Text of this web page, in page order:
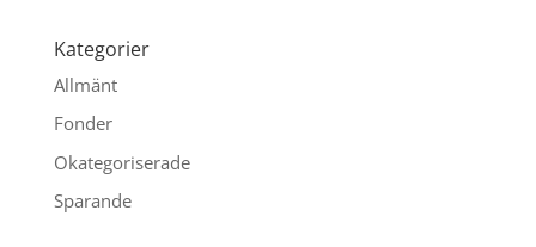
Kategorier
Allmänt
Fonder
Okategoriserade
Sparande